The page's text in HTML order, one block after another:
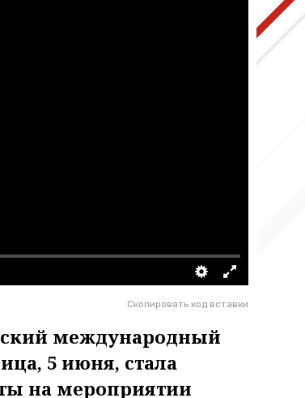
Скопировать код вставки
международный
5 июня, стала
на мероприятии